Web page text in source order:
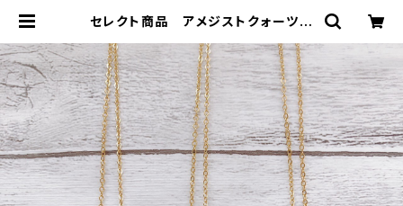
セレクト商品 アメジストクォーツ
き | wing stone ウィングストーン